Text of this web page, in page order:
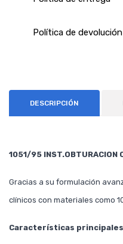
Política de devolución
DESCRIPCIÓN
1051/95 INST.OBTURACION
Gracias a su formulación
clínicos con materiales como
Características